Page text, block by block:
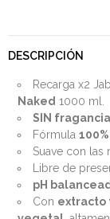
DESCRIPCIÓN
Recarga x2
Naked 1000 ml.
SIN fragancia
Fórmula
Suave con las
Libre de
pH
Con extracto